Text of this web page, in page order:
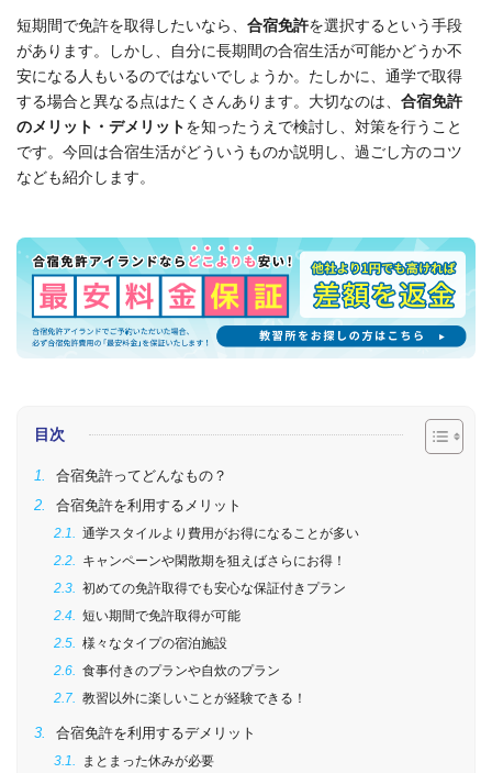
短期間で免許を取得したいなら、 合宿免許を選択するという手段
があります。しかし、自分に長期間の合宿生活が可能かどうか不
安になる人もいるのではないでしょうか。たしかに、通学で取得
する場合と異なる点はたくさんあります。大切なのは、 合宿免許
のメリット・デメリットを知ったうえで検討し、対策を行うこと
です。今回は合宿生活がどういうものか説明し、過ごし方のコツ
なども紹介します。
目次
合宿免許ってどんなもの？
合宿免許を利用するメリット
通学スタイルより費用がお得になることが多い
キャンペーンや閑散期を狙えばさらにお得！
初めての免許取得でも安心な保証付きプラン
短い期間で免許取得が可能
様々なタイプの宿泊施設
食事付きのプランや自炊のプラン
教習以外に楽しいことが経験できる！
合宿免許を利用するデメリット
まとまった休みが必要